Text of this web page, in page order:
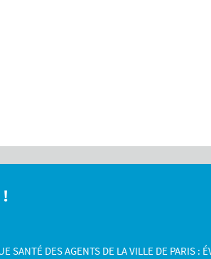
SANTÉ DES AGENTS DE LA VILLE DE PARIS :